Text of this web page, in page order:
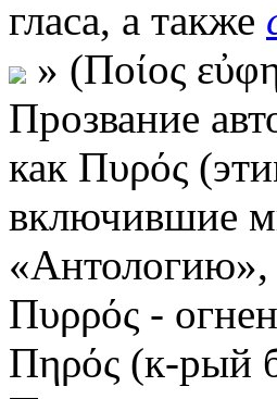
гласа, а также
» (Ποίος
Прозвание
как Πυρός
включившие
«Антологию»,
Πυρρός -
Πηρός (к-рый